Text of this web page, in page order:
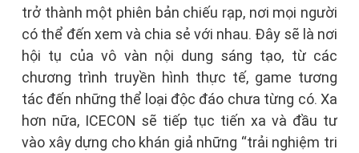
trở thành một phiên bản chiếu rạp, nơi mọi người
có thể đến xem và chia sẻ với nhau. Đây sẽ là nơi
hội tụ của vô vàn nội dung sáng tạo, từ các
chương trình truyền hình thực tế, game tương
tác đến những thể loại độc đáo chưa từng có. Xa
hơn nữa, ICECON sẽ tiếp tục tiến xa và đầu tư
vào xây dựng cho khán giả những “trải nghiệm tri